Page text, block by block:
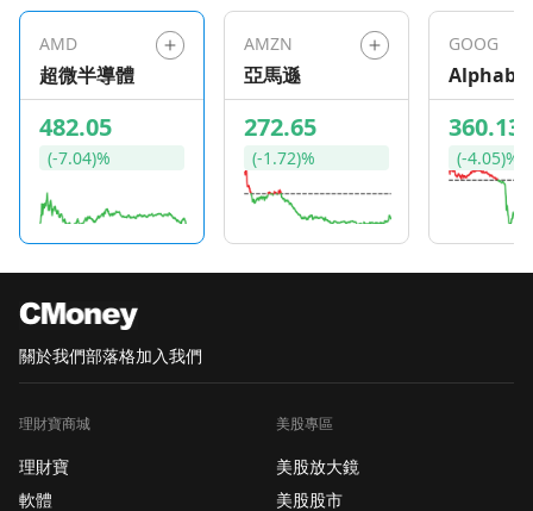
AMD
超微半導體
482.05
(-7.04)%
AMZN
亞馬遜
272.65
(-1.72)%
GOOG
360.13
(-4.05)%
關於我們部落格加入我們
理財寶商城
理財寶
軟體
美股專區
美股放大鏡
美股股市